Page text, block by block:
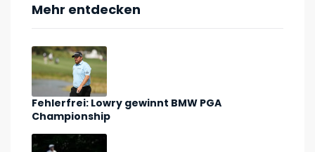
Mehr entdecken
Fehlerfrei: Lowry gewinnt BMW PGA
Championship